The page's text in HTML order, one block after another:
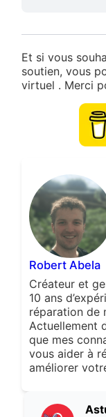
Et si vous
soutien, vous
virtuel . Merci
Robert Abela
Créateur et
10 ans
réparation de
Actuellement
que mes
vous aider à
améliorer